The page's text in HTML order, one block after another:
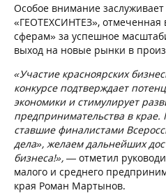
Особое внимание
«ГЕОТЕХСИНТЕЗ»,
сферам» за успешное
выход на новые рынки в
«Участие красноярских
конкурсе подтверждает
экономики и стимулирует
предпринимательства в
ставшие финалистами
дела», желаем дальнейших
бизнеса!», — отметил
малого и среднего
края Роман Мартынов.